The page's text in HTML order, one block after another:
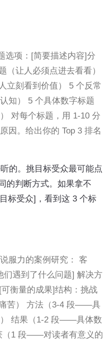
选项：[简要描述内容]分
（让人必须点进去看看）
立刻看到价值） 5 个反常
知） 5 个具体数字标题
对每个标题，用 1-10 分
因。给出你的 Top 3 排名
的。挑目标受众最可能点
的判断方式。如果拿不
标受众]，看到这 3 个标
服力的案例研究： 客
们遇到了什么问题] 解决方
衡量的成果]结构：挑战
苦） 方法（3-4 段——具
结果（1-2 段——具体数
（1 段——对读者有意义的